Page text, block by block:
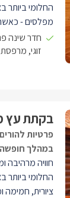
החלומי ביותר
מפלסים -
מפנק הבנוי
(ספות
חדר שינה
זוגי,
בקתת עץ
פרטיות
במהלך
חוויה מרהיבה
החלומי
ציורית, חמימה